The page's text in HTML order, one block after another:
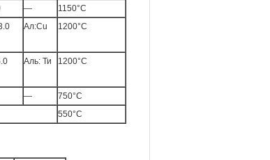
—
1150°C
Ал:Cu 1200°C
Аль: Ти 1200°C
—
750°С
550°С